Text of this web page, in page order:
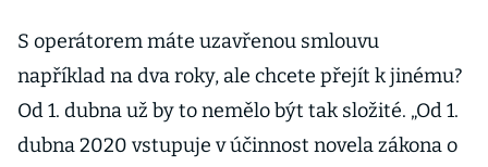
S operátorem máte uzavřenou smlouvu
například na dva roky, ale chcete přejít k jinému?
Od 1. dubna už by to nemělo být tak složité. „Od 1.
dubna 2020 vstupuje v účinnost novela zákona o